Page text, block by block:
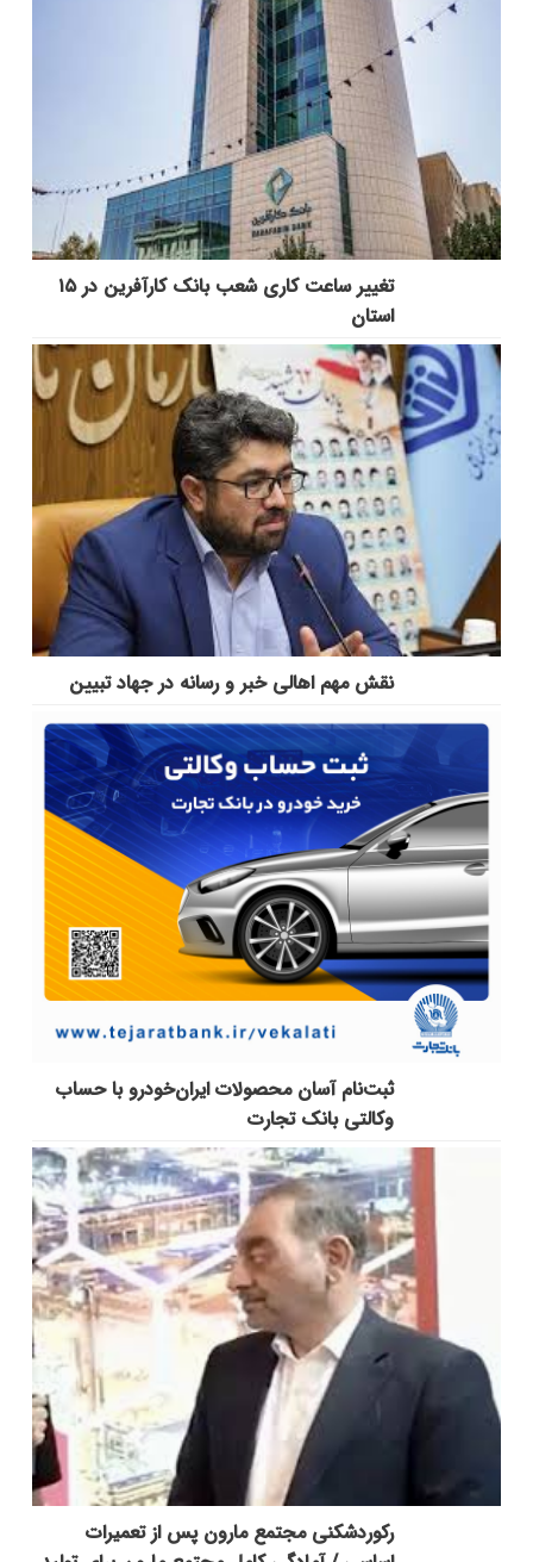
تغییر ساعت کاری شعب بانک کارآفرین در ۱۵
استان
نقش مهم اهالی خبر و رسانه در جهاد تبیین
ثبت‌نام آسان محصولات ایران‌خودرو با حساب
وکالتی بانک تجارت
رکوردشکنی مجتمع مارون پس از تعمیرات